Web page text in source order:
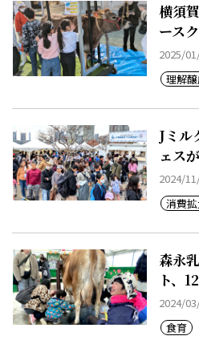
横須
ース
2025/
理解
Jミル
ェス
2024/
消費
森永
ト、
2024/
食育